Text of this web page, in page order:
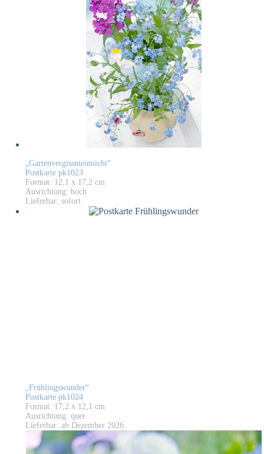
„Gartenvergissmeinnicht“
Postkarte pk1023
Format: 12,1 x 17,2 cm
Ausrichtung: hoch
Lieferbar: sofort
„Frühlingswunder“
Postkarte pk1024
Format: 17,2 x 12,1 cm
Ausrichtung: quer
Lieferbar: ab Dezember 2026